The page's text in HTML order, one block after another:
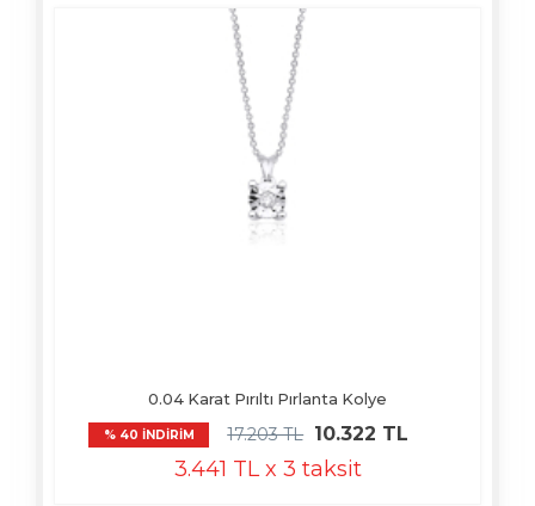
0.04 Karat Pırıltı Pırlanta Kolye
% 40 İNDİRİM 17.203 TL 10.322 TL
3.441 TL x 3 taksit